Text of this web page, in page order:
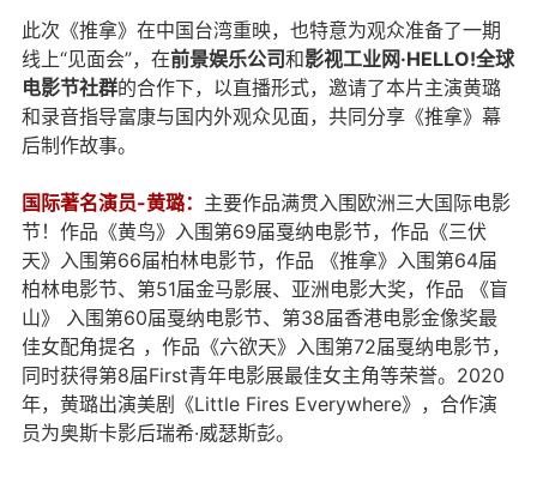
此次《推拿》在中国台湾重映，也特意为观众准备了一期
线上“见面会”，在前景娱乐公司和影视工业网·HELLO!全球
电影节社群的合作下，以直播形式，邀请了本片主演黄璐
和录音指导富康与国内外观众见面，共同分享《推拿》幕
后制作故事。
国际著名演员-黄璐： 主要作品满贯入围欧洲三大国际电影
节！作品《黄鸟》入围第69届戛纳电影节，作品《三伏
天》入围第66届柏林电影节，作品 《推拿》入围第64届
柏林电影节、第51届金马影展、亚洲电影大奖，作品 《盲
山》 入围第60届戛纳电影节、第38届香港电影金像奖最
佳女配角提名 ，作品《六欲天》入围第72届戛纳电影节，
同时获得第8届First青年电影展最佳女主角等荣誉。2020
年，黄璐出演美剧《Little Fires Everywhere》，合作演
员为奥斯卡影后瑞希·威瑟斯彭。